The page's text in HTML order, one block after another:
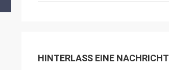
HINTERLASS EINE NACHRICHT